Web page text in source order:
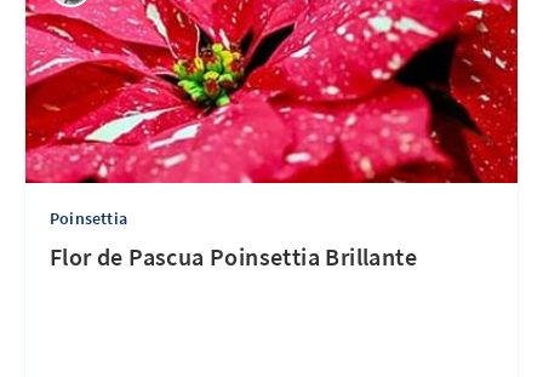
Poinsettia
Flor de Pascua Poinsettia Brillante